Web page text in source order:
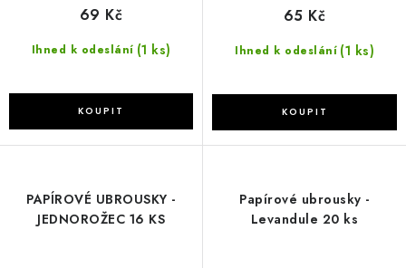
Ihned k odeslání (1 ks)
69 Kč
Ihned k odeslání (1 ks)
65 Kč
PAPÍROVÉ UBROUSKY -
JEDNOROŽEC 16 KS
Papírové ubrousky -
Levandule 20 ks